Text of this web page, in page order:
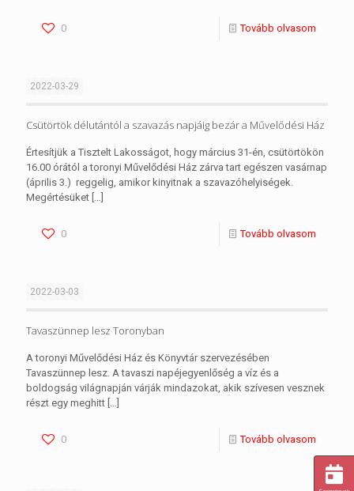
0 Tovább olvasom
2022-03-29
Csütörtök délutántól a szavazás napjáig bezár a Művelődési Ház
Értesítjük a Tisztelt Lakosságot, hogy március 31-én, csütörtökön
16.00 órától a toronyi Művelődési Ház zárva tart egészen vasárnap
(április 3.) reggelig, amikor kinyitnak a szavazóhelyiségek.
Megértésüket […]
0 Tovább olvasom
2022-03-03
Tavaszünnep lesz Toronyban
A toronyi Művelődési Ház és Könyvtár szervezésében
Tavaszünnep lesz. A tavaszi napéjegyenlőség a víz és a
boldogság világnapján várják mindazokat, akik szívesen vesznek
részt egy meghitt […]
0 Tovább olvasom